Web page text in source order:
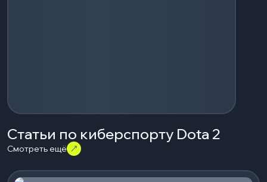
Статьи по киберспорту Dota 2
Смотреть ещё